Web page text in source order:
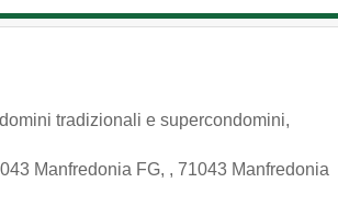
tradizionali e supercondomini,
Manfredonia FG, , 71043 Manfredonia